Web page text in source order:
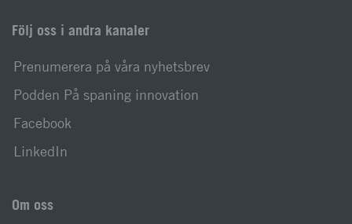
Följ oss i andra kanaler
Prenumerera på våra nyhetsbrev
Podden På spaning innovation
Facebook
LinkedIn
Om oss